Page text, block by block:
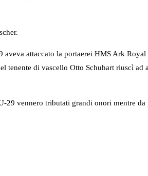
attaccato la portaerei HMS Ark
tenente di vascello Otto Schuhart riuscì ad
29 vennero tributati grandi onori mentre da